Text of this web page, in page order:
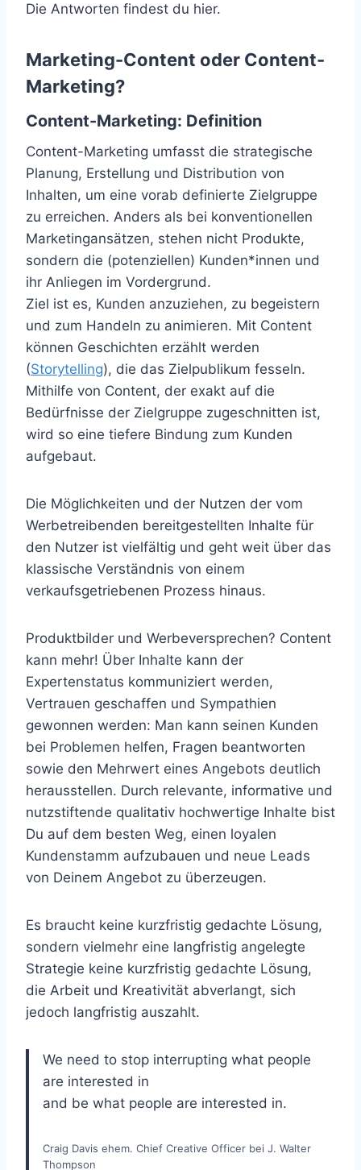
Die Antworten findest du hier.
Marketing-Content oder Content-
Marketing?
Content-Marketing: Definition
Content-Marketing umfasst die strategische
Planung, Erstellung und Distribution von
Inhalten, um eine vorab definierte Zielgruppe
zu erreichen. Anders als bei konventionellen
Marketingansätzen, stehen nicht Produkte,
sondern die (potenziellen) Kunden*innen und
ihr Anliegen im Vordergrund.
Ziel ist es, Kunden anzuziehen, zu begeistern
und zum Handeln zu animieren. Mit Content
können Geschichten erzählt werden
(Storytelling), die das Zielpublikum fesseln.
Mithilfe von Content, der exakt auf die
Bedürfnisse der Zielgruppe zugeschnitten ist,
wird so eine tiefere Bindung zum Kunden
aufgebaut.
Die Möglichkeiten und der Nutzen der vom
Werbetreibenden bereitgestellten Inhalte für
den Nutzer ist vielfältig und geht weit über das
klassische Verständnis von einem
verkaufsgetriebenen Prozess hinaus.
Produktbilder und Werbeversprechen? Content
kann mehr! Über Inhalte kann der
Expertenstatus kommuniziert werden,
Vertrauen geschaffen und Sympathien
gewonnen werden: Man kann seinen Kunden
bei Problemen helfen, Fragen beantworten
sowie den Mehrwert eines Angebots deutlich
herausstellen. Durch relevante, informative und
nutzstiftende qualitativ hochwertige Inhalte bist
Du auf dem besten Weg, einen loyalen
Kundenstamm aufzubauen und neue Leads
von Deinem Angebot zu überzeugen.
Es braucht keine kurzfristig gedachte Lösung,
sondern vielmehr eine langfristig angelegte
Strategie keine kurzfristig gedachte Lösung,
die Arbeit und Kreativität abverlangt, sich
jedoch langfristig auszahlt.
We need to stop interrupting what people
are interested in
and be what people are interested in.
Craig Davis ehem. Chief Creative Officer bei J. Walter
Thompson